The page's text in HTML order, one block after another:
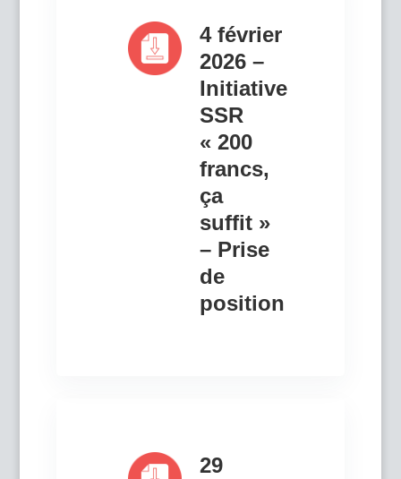
4 février
2026 –
Initiative
SSR
« 200
francs,
ça
suffit »
– Prise
de
position
29